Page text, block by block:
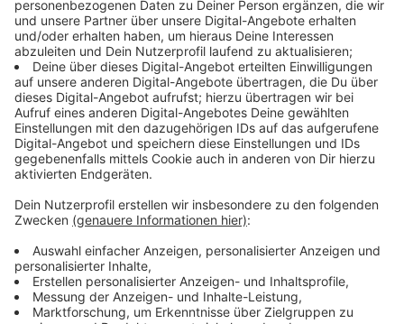
Anzeige
©
Der 1. FC Köln hat mit guten Leistungen zum Ende der
Hinrunde wieder das Vertrauen vieler Fans
zurückgewonnen.
Anzeige
Und der soll bis zum Ende möglichst gehalten werden.
Dazu bedarf es aber vor allem einen guten Start in die
Rückrunde, denn in den ersten fünf Partien geht es nur